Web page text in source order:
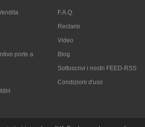
porte a
F.A.Q.
Reclami
Video
Blog
Sottoscrivi i nostri FEED-RSS
Condizioni d'uso